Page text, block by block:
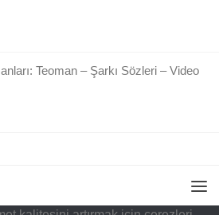
Teoman – Şarkı Sözleri – Video